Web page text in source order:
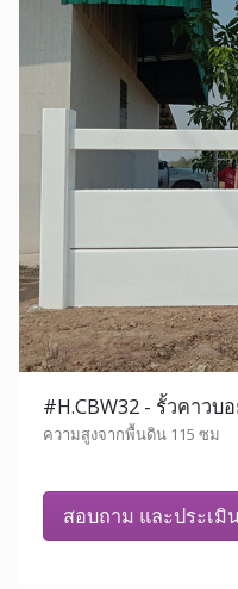
#H.CBW32 - รั้วคาวบ
ความสูงจากพื้นดิน 115 ซม
สอบถาม และประเมิ